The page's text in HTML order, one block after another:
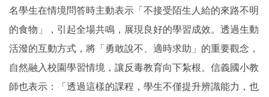
名學生在情境問答時主動表示「不接受陌生人給的來路不明
的食物」，引起全場共鳴，展現良好的學習成效。透過生動
活潑的互動方式，將「勇敢說不、適時求助」的重要觀念，
自然融入校園學習情境，讓反毒教育向下紮根。信義國小教
師也表示：「透過這樣的課程，學生不僅提升辨識能力，也